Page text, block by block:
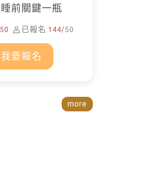
前關鍵一瓶
50 已報名:144/50
我要報名
more